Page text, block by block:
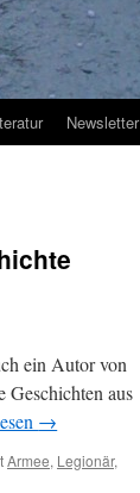
Newsletter
ein Autor von
Geschichten aus
→
Armee, Legionär,